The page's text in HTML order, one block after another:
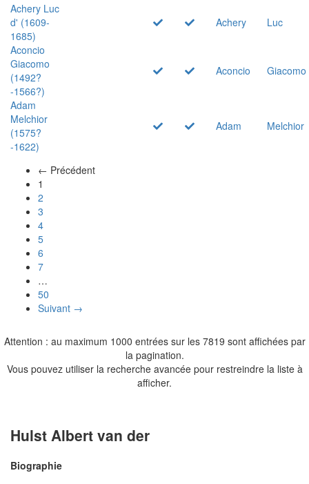
Achery Luc
d' (1609-
1685)
Achery
Luc
Aconcio
Giacomo
(1492?
-1566?)
Aconcio Giacomo
Adam
Melchior
(1575?
-1622)
Adam Melchior
← Précédent
1
2
3
4
5
6
7
…
50
Suivant →
Attention : au maximum 1000 entrées sur les 7819 sont affichées par
la pagination.
Vous pouvez utiliser la recherche avancée pour restreindre la liste à
afficher.
Hulst Albert van der
Biographie